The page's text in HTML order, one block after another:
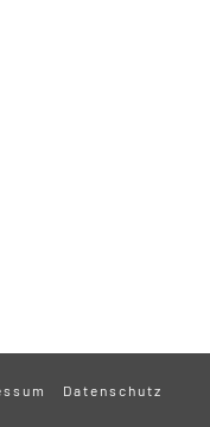
Datenschutz